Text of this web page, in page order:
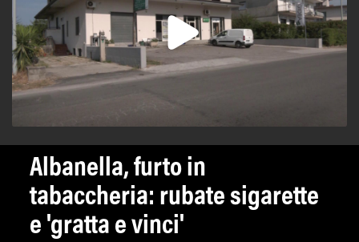
Albanella, furto in
tabaccheria: rubate sigarette
e 'gratta e vinci'